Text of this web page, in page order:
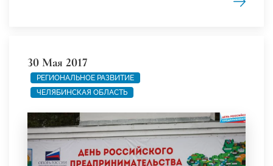
30 Мая 2017
РЕГИОНАЛЬНОЕ РАЗВИТИЕ
ЧЕЛЯБИНСКАЯ ОБЛАСТЬ